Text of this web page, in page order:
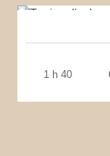
1 h 40